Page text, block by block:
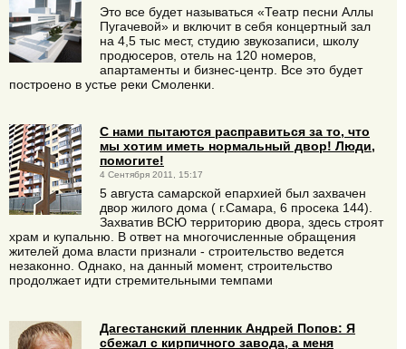
Это все будет называться «Театр песни Аллы
Пугачевой» и включит в себя концертный зал
на 4,5 тыс мест, студию звукозаписи, школу
продюсеров, отель на 120 номеров,
апартаменты и бизнес-центр. Все это будет
построено в устье реки Смоленки.
С нами пытаются расправиться за то, что
мы хотим иметь нормальный двор! Люди,
помогите!
4 Сентября 2011, 15:17
5 августа самарской епархией был захвачен
двор жилого дома ( г.Самара, 6 просека 144).
Захватив ВСЮ территорию двора, здесь строят
храм и купальню. В ответ на многочисленные обращения
жителей дома власти признали - строительство ведется
незаконно. Однако, на данный момент, строительство
продолжает идти стремительными темпами
Дагестанский пленник Андрей Попов: Я
сбежал с кирпичного завода, а меня